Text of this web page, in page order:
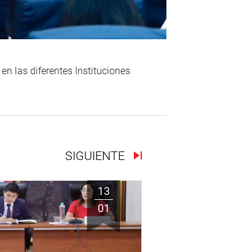
las diferentes Instituciones
SIGUIENTE
13
01